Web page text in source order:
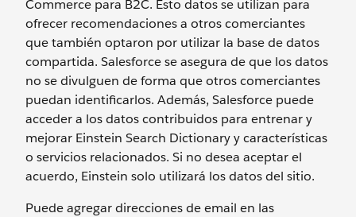
Commerce para B2C. Esto datos se utilizan para
ofrecer recomendaciones a otros comerciantes
que también optaron por utilizar la base de datos
compartida. Salesforce se asegura de que los datos
no se divulguen de forma que otros comerciantes
puedan identificarlos. Además, Salesforce puede
acceder a los datos contribuidos para entrenar y
mejorar Einstein Search Dictionary y características
o servicios relacionados. Si no desea aceptar el
acuerdo, Einstein solo utilizará los datos del sitio.
Puede agregar direcciones de email en las